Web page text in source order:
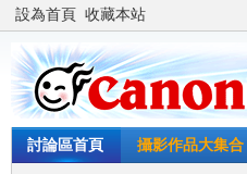
設為首頁 收藏本站
討論區首頁 攝影作品大集合